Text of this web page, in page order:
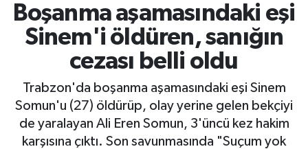
Boşanma aşamasındaki eşi
Sinem'i öldüren, sanığın
cezası belli oldu
Trabzon'da boşanma aşamasındaki eşi Sinem
Somun'u (27) öldürüp, olay yerine gelen bekçiyi
de yaralayan Ali Eren Somun, 3'üncü kez hakim
karşısına çıktı. Son savunmasında "Suçum yok
Ekonomi
Güncel
Haberde İnsan
Tüm Manşetler
Son Dakika Haberleri
Haber Arşivi